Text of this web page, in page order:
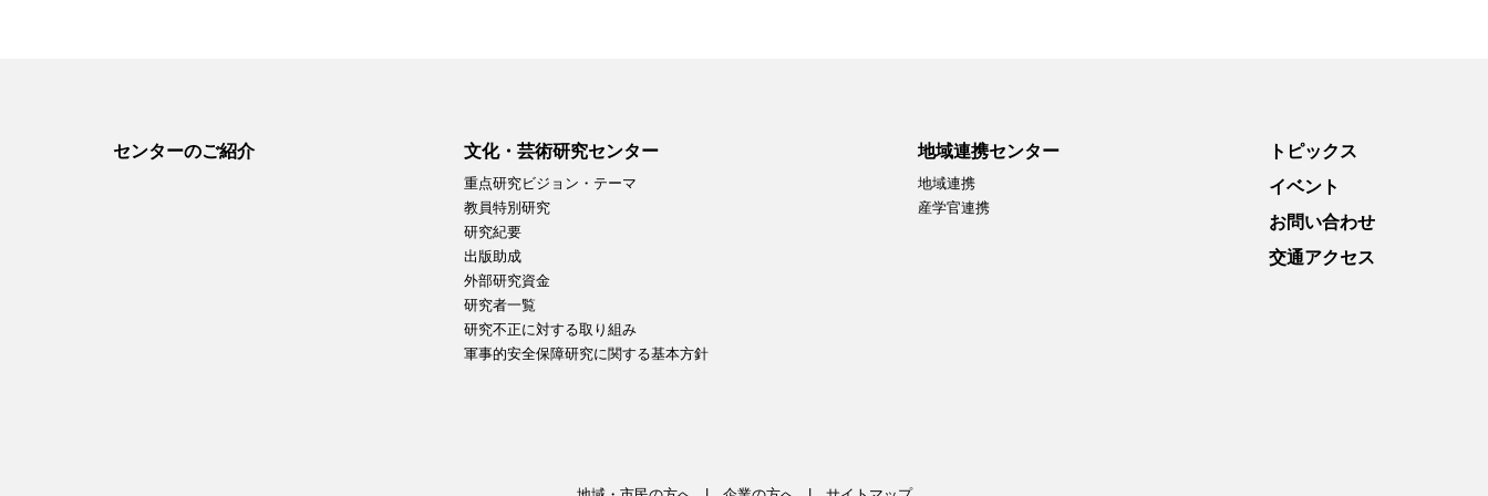
センターのご紹介 文化・芸術研究センター
重点研究ビジョン・テーマ
教員特別研究
研究紀要
出版助成
外部研究資金
研究者一覧
研究不正に対する取り組み
軍事的安全保障研究に関する基本方針
地域連携センター
地域連携
産学官連携
トピックス
イベント
お問い合わせ
交通アクセス